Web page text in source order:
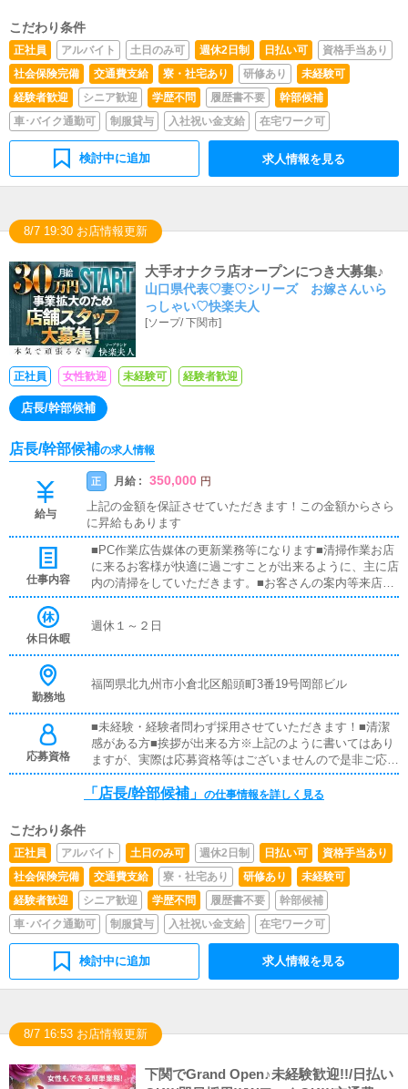
キャストの出勤情報やイベント、求人ブログの作成となり
ます。基本的にはボタンを押すだけや、ブログの更新時に
簡単に文字が入力出来れば問題ありません。PCが苦手な
人でも簡単にできます。
こだわり条件
正社員 アルバイト 土日のみ可 週休2日制 日払い可
資格手当あり
社会保険完備
交通費支給 寮・社宅あり 研修あり
未経験可
経験者歓迎
シニア歓迎 学歴不問 履歴書不要
幹部候補
車･バイク通勤可
制服貸与 入社祝い金支給 在宅ワーク可
検討中に追加 求人情報を見る
8/7 19:30 お店情報更新
大手オナクラ店オープンにつき大募集♪
山口県代表♡妻♡シリーズ お嫁さんいら
っしゃい♡快楽夫人
[ソープ/下関市]
正社員 女性歓迎 未経験可 経験者歓迎
店長/幹部候補
店長/幹部候補の求人情報
給与
正 月給 : 350,000 円
上記の金額を保証させていただきます！この金額からさら
に昇給もあります
仕事内容
■PC作業広告媒体の更新業務等になります■清掃作業お店
に来るお客様が快適に過ごすことが出来るように、主に店
内の清掃をしていただきます。■お客さんの案内等来店さ
れたお客様をお部屋まで案内したり、電話対応等になりま
休日休暇
週休１～２日
勤務地
福岡県北九州市小倉北区船頭町3番19号岡部ビル
応募資格
■未経験・経験者問わず採用させていただきます！■清潔
感がある方■挨拶が出来る方※上記のように書いてはあり
ますが、実際は応募資格等はございませんので是非ご応募
ください！
「店長/幹部候補」 の仕事情報を詳しく見る
こだわり条件
正社員 アルバイト 土日のみ可 週休2日制 日払い可
資格手当あり
社会保険完備
交通費支給 寮・社宅あり 研修あり
未経験可
経験者歓迎
シニア歓迎 学歴不問 履歴書不要
幹部候補
車･バイク通勤可
制服貸与 入社祝い金支給 在宅ワーク可
検討中に追加 求人情報を見る
8/7 16:53 お店情報更新
下関でGrand Open♪未経験歓迎!!/日払い